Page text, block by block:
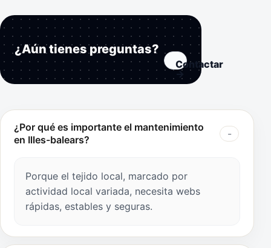
¿Aún tienes preguntas?
Contactar
→
¿Por qué es importante el mantenimiento
en Illes-balears?
Porque el tejido local, marcado por
actividad local variada, necesita webs
rápidas, estables y seguras.